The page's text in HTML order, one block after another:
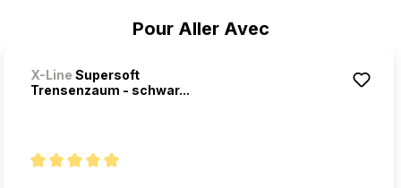
Pour Aller Avec
X-Line Supersoft
Trensenzaum - schwar...